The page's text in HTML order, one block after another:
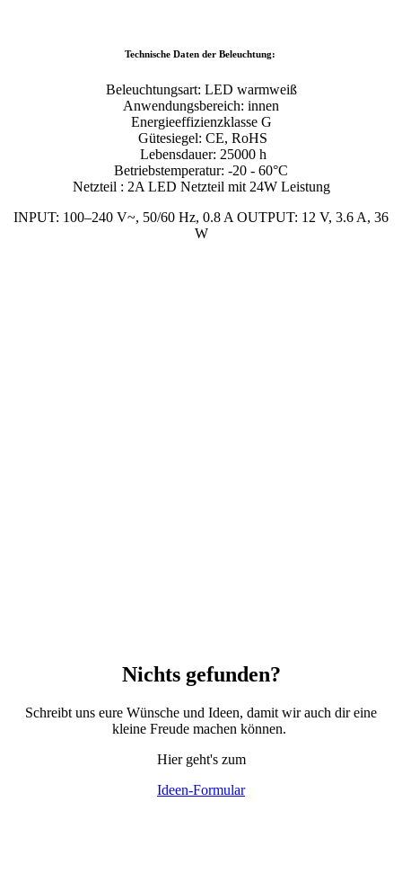
Technische Daten der Beleuchtung:
Beleuchtungsart: LED warmweiß
Anwendungsbereich: innen
Energieeffizienzklasse G
Gütesiegel: CE, RoHS
Lebensdauer: 25000 h
Betriebstemperatur: -20 - 60°C
Netzteil : 2A LED Netzteil mit 24W Leistung
INPUT: 100–240 V~, 50/60 Hz, 0.8 A OUTPUT: 12 V, 3.6 A, 36
W
Nichts gefunden?
Schreibt uns eure Wünsche und Ideen, damit wir auch dir eine
kleine Freude machen können.
Hier geht's zum
Ideen-Formular